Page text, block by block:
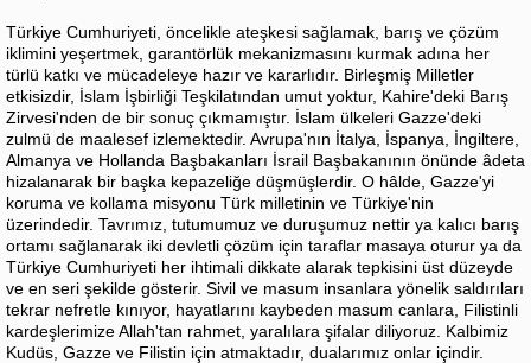
Türkiye Cumhuriyeti, öncelikle ateşkesi sağlamak, barış ve çözüm
iklimini yeşertmek, garantörlük mekanizmasını kurmak adına her
türlü katkı ve mücadeleye hazır ve kararlıdır. Birleşmiş Milletler
etkisizdir, İslam İşbirliği Teşkilatından umut yoktur, Kahire'deki Barış
Zirvesi'nden de bir sonuç çıkmamıştır. İslam ülkeleri Gazze'deki
zulmü de maalesef izlemektedir. Avrupa'nın İtalya, İspanya, İngiltere,
Almanya ve Hollanda Başbakanları İsrail Başbakanının önünde âdeta
hizalanarak bir başka kepazeliğe düşmüşlerdir. O hâlde, Gazze'yi
koruma ve kollama misyonu Türk milletinin ve Türkiye'nin
üzerindedir. Tavrımız, tutumumuz ve duruşumuz nettir ya kalıcı barış
ortamı sağlanarak iki devletli çözüm için taraflar masaya oturur ya da
Türkiye Cumhuriyeti her ihtimali dikkate alarak tepkisini üst düzeyde
ve en seri şekilde gösterir. Sivil ve masum insanlara yönelik saldırıları
tekrar nefretle kınıyor, hayatlarını kaybeden masum canlara, Filistinli
kardeşlerimize Allah'tan rahmet, yaralılara şifalar diliyoruz. Kalbimiz
Kudüs, Gazze ve Filistin için atmaktadır, dualarımız onlar içindir.